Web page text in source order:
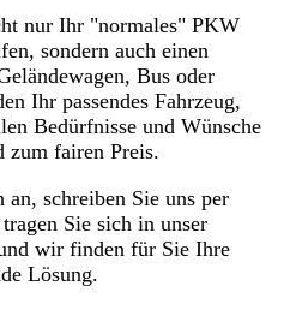
nur Ihr "normales" PKW
sondern auch einen
Bus oder
Ihr passendes Fahrzeug,
Bedürfnisse und Wünsche
zum fairen Preis.
an, schreiben Sie uns per
Sie sich in unser
wir finden für Sie Ihre
Lösung.